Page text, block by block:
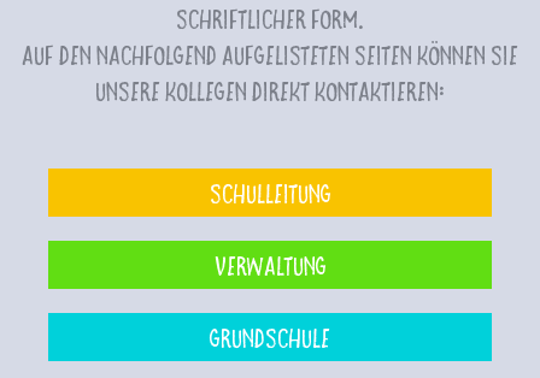
schriftlicher Form.
Auf den nachfolgend aufgelisteten Seiten können Sie
unsere Kollegen direkt kontaktieren:
Schulleitung
Verwaltung
Grundschule